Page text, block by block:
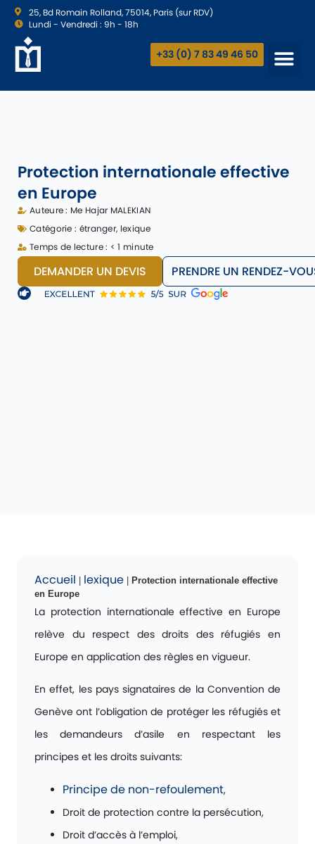
25, Bd Romain Rolland, 75014, Paris (sur RDV)
Lundi - Vendredi : 9h - 18h
+33 (0) 7 83 49 46 50
Protection internationale effective
en Europe
Auteure : Me Hajar MALEKIAN
Catégorie : étranger, lexique
Temps de lecture : < 1 minute
DEMANDER UN DEVIS PRENDRE UN RENDEZ-
Accueil lexique
Protection internationale effective
en Europe
La protection internationale effective en Europe
relève du respect des droits des réfugiés en
Europe en application des règles en vigueur.
En effet, les pays signataires de la Convention de
Genève ont l’obligation de protéger les réfugiés et
les demandeurs d’asile en respectant les
principes et les droits suivants:
Principe de non-refoulement,
Droit de protection contre la persécution,
Droit d’accès à l’emploi,